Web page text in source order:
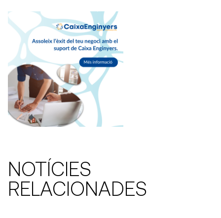
NOTÍCIES
RELACIONADES